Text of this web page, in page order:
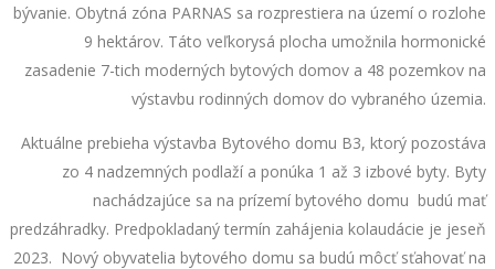
bývanie. Obytná zóna PARNAS sa rozprestiera na území o rozlohe
9 hektárov. Táto veľkorysá plocha umožnila hormonické
zasadenie 7-tich moderných bytových domov a 48 pozemkov na
výstavbu rodinných domov do vybraného územia.
Aktuálne prebieha výstavba Bytového domu B3, ktorý pozostáva
zo 4 nadzemných podlaží a ponúka 1 až 3 izbové byty. Byty
nachádzajúce sa na prízemí bytového domu budú mať
predzáhradky. Predpokladaný termín zahájenia kolaudácie je jeseň
2023. Nový obyvatelia bytového domu sa budú môcť sťahovať na